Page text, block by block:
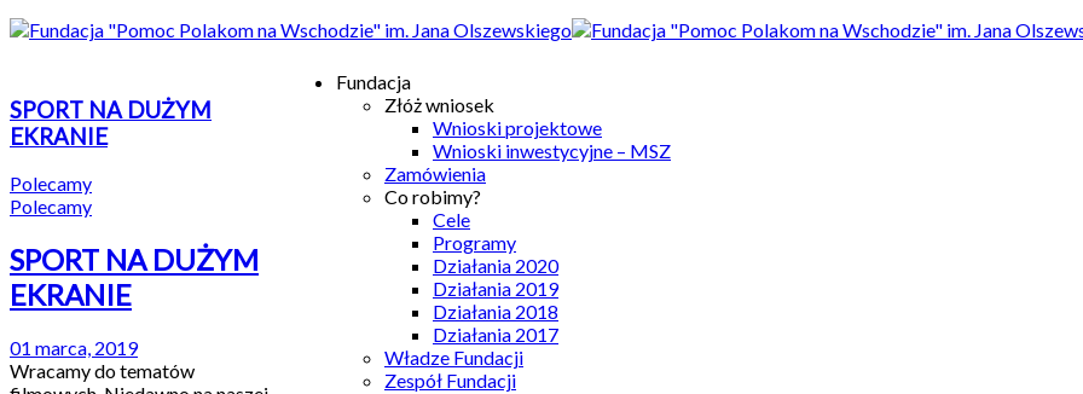
Fundacja
Złóż wniosek
Wnioski projektowe
Wnioski inwestycyjne – MSZ
Zamówienia
Co robimy?
Cele
Programy
Działania 2020
Działania 2019
Działania 2018
Działania 2017
Władze Fundacji
Zespół Fundacji
SPORT NA DUŻYM
EKRANIE
Polecamy
Polecamy
SPORT NA DUŻYM
EKRANIE
01 marca, 2019
Wracamy do tematów